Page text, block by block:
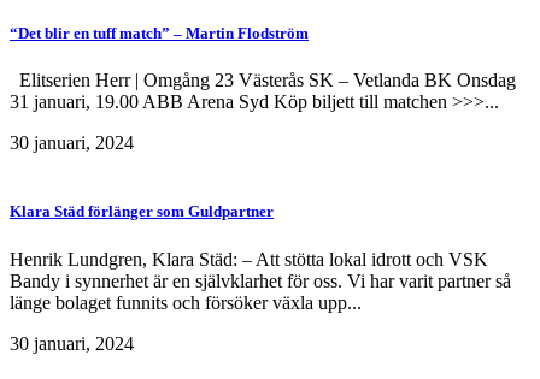
“Det blir en tuff match” – Martin Flodström
Elitserien Herr | Omgång 23 Västerås SK – Vetlanda BK Onsdag
31 januari, 19.00 ABB Arena Syd Köp biljett till matchen >>>...
30 januari, 2024
Klara Städ förlänger som Guldpartner
Henrik Lundgren, Klara Städ: – Att stötta lokal idrott och VSK
Bandy i synnerhet är en självklarhet för oss. Vi har varit partner så
länge bolaget funnits och försöker växla upp...
30 januari, 2024